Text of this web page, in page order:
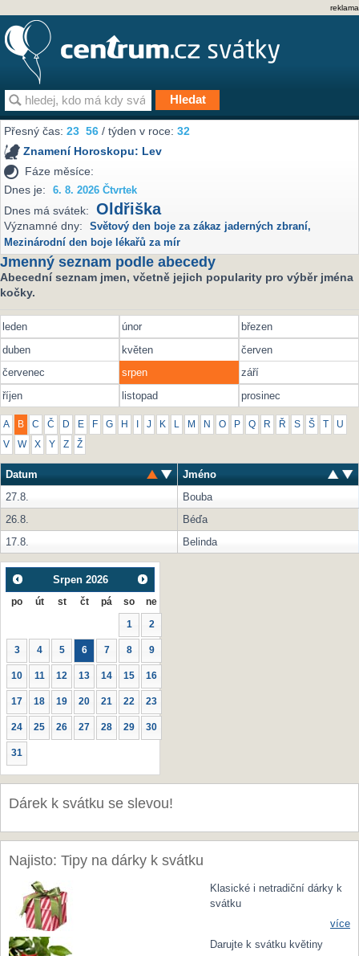
reklama
Přesný čas:23 56 / týden v roce:32
Znamení Horoskopu: Lev
Fáze měsíce:
Dnes je:
6. 8. 2026 Čtvrtek
Dnes má svátek: Oldřiška
Významné dny: Světový den boje za zákaz jaderných zbraní,
Mezinárodní den boje lékařů za mír
Jmenný seznam podle abecedy
Abecední seznam jmen, včetně jejich popularity pro výběr jména
kočky.
leden únor
březen
duben
květen
červen
červenec
srpen
září
říjen
listopad prosinec
A B C Č D E F G H J K L M N O P Q R Ř S Š U
V W X Y Z Ž
Datum
Jméno
27.8.
Bouba
26.8.
Béďa
17.8.
Belinda
Srpen 2026
po út st čt pá so ne
1 2
3 4 5 6 7 8 9
10 11 12 13 14 15 16
17 18 19 20 21 22 23
24 25 26 27 28 29 30
31
Dárek k svátku se slevou!
Najisto: Tipy na dárky k svátku
Klasické i netradiční dárky k
svátku
více
Darujte k svátku květiny